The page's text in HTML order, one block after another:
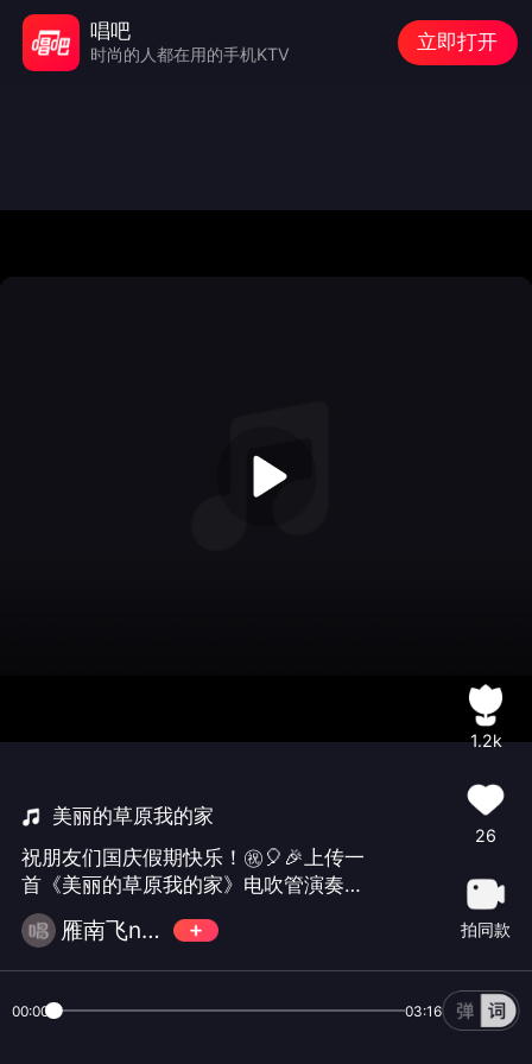
美丽的草原我的家
祝朋友们国庆假期快乐！㊗️🎈🎉上传一
首《美丽的草原我的家》电吹管演奏：
雁南飞
雁南飞nf（休息）
1.2k
26
拍同款
00:00 03:16
唱吧
时尚的人都在用的手机KTV
立即打开